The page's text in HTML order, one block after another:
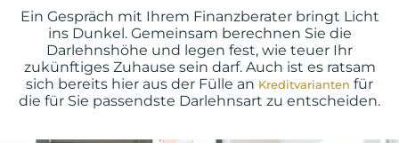
Ein Gespräch mit Ihrem Finanzberater bringt Licht
ins Dunkel. Gemeinsam berechnen Sie die
Darlehnshöhe und legen fest, wie teuer Ihr
zukünftiges Zuhause sein darf. Auch ist es ratsam
sich bereits hier aus der Fülle an Kreditvarianten für
die für Sie passendste Darlehnsart zu entscheiden.